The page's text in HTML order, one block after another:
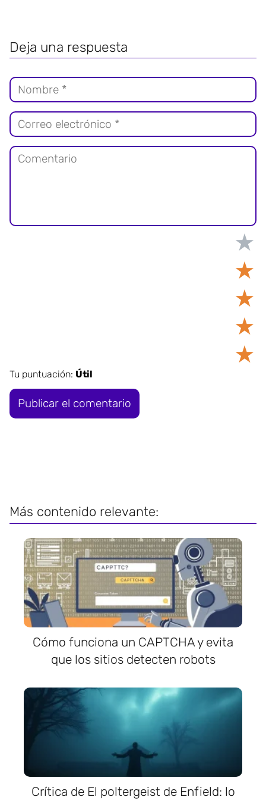
Deja una respuesta
★
★
★
★
★
Tu puntuación: Útil
Más contenido relevante:
Cómo funciona un CAPTCHA y evita
que los sitios detecten robots
Crítica de El poltergeist de Enfield: lo